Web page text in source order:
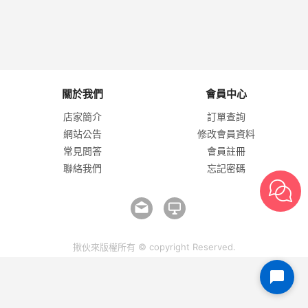
關於我們
店家簡介
網站公告
常見問答
聯絡我們
會員中心
訂單查詢
修改會員資料
會員註冊
忘記密碼
揪伙來版權所有 © copyright Reserved.